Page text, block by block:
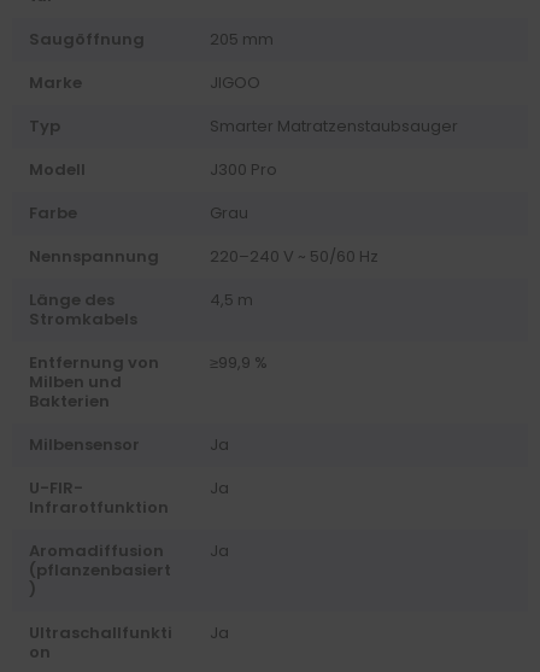
Saugöffnung
205 mm
Marke
JIGOO
Typ
Smarter Matratzenstaubsauger
Modell
J300 Pro
Farbe
Grau
Nennspannung
220–240 V ~ 50/60 Hz
Länge des
Stromkabels
4,5 m
Entfernung von
Milben und
Bakterien
≥99,9 %
Milbensensor
Ja
U-FIR-
Infrarotfunktion
Ja
Aromadiffusion
(pflanzenbasiert
)
Ja
Ultraschallfunkti
on
Ja